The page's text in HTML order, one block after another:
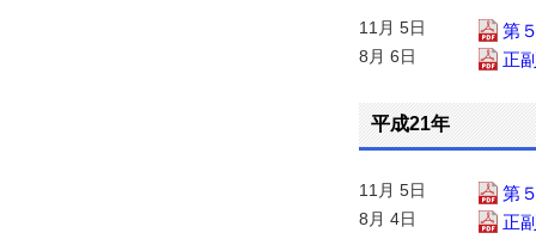
11月 5日 第
8月 6日 正
平成21年
11月 5日 第
8月 4日 正